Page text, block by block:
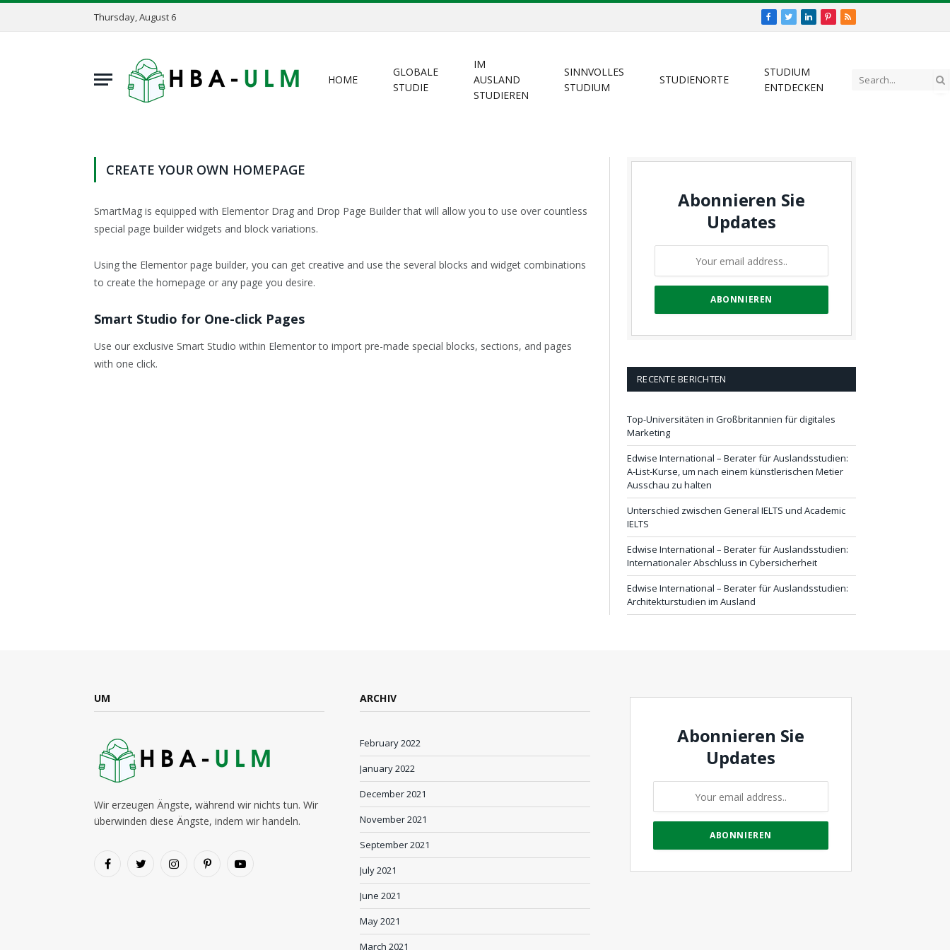
Thursday, August 6 Facebook
TwitterLinkedInPinterest
RSS
HOME
GLOBALE
STUDIE
IM
AUSLAND
STUDIEREN
SINNVOLLES
STUDIUM
STUDIENORTE
STUDIUM
ENTDECKEN
CREATE YOUR OWN HOMEPAGE
SmartMag is equipped with Elementor Drag and Drop Page Builder that will allow you to use over countless
special page builder widgets and block variations.
Using the Elementor page builder, you can get creative and use the several blocks and widget combinations
to create the homepage or any page you desire.
Smart Studio for One-click Pages
Use our exclusive Smart Studio within Elementor to import pre-made special blocks, sections, and pages
with one click.
Abonnieren Sie
Updates
RECENTE BERICHTEN
Top-Universitäten in Großbritannien für digitales
Marketing
Edwise International – Berater für Auslandsstudien:
A-List-Kurse, um nach einem künstlerischen Metier
Ausschau zu halten
Unterschied zwischen General IELTS und Academic
IELTS
Edwise International – Berater für Auslandsstudien:
Internationaler Abschluss in Cybersicherheit
Edwise International – Berater für Auslandsstudien:
Architekturstudien im Ausland
UM
Wir erzeugen Ängste, während wir nichts tun. Wir
überwinden diese Ängste, indem wir handeln.
FacebookTwitter InstagramPinterestYouTube
ARCHIV
February 2022
January 2022
December 2021
November 2021
September 2021
July 2021
June 2021
May 2021
March 2021
Abonnieren Sie
Updates